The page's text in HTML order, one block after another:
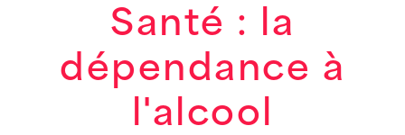
Santé : la
dépendance à
l'alcool